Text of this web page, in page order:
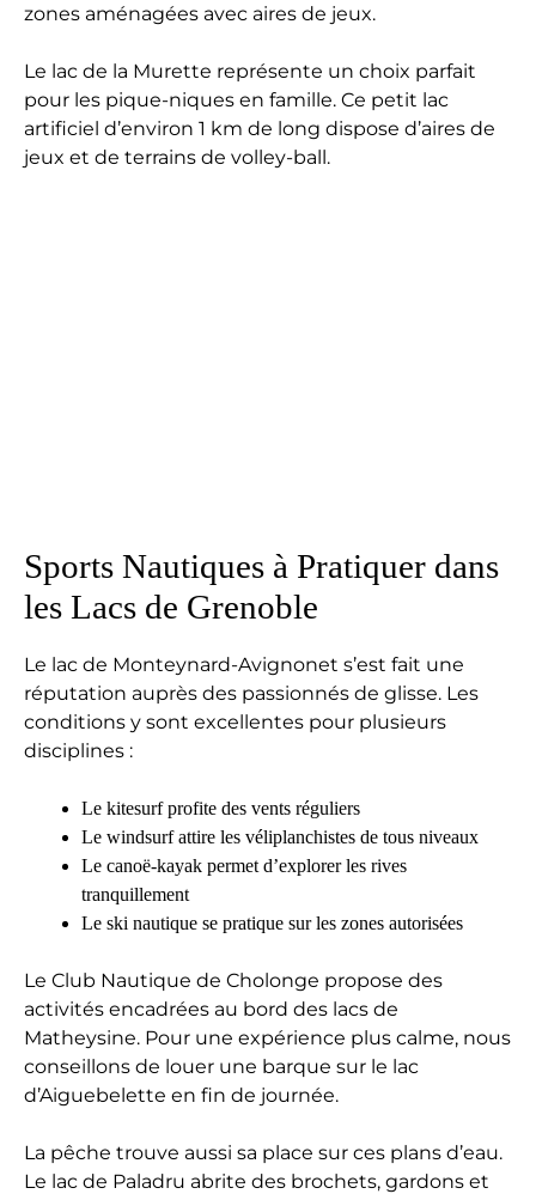
zones aménagées avec aires de jeux.
Le lac de la Murette représente un choix parfait
pour les pique-niques en famille. Ce petit lac
artificiel d’environ 1 km de long dispose d’aires de
jeux et de terrains de volley-ball.
Sports Nautiques à Pratiquer dans
les Lacs de Grenoble
Le lac de Monteynard-Avignonet s’est fait une
réputation auprès des passionnés de glisse. Les
conditions y sont excellentes pour plusieurs
disciplines :
Le kitesurf profite des vents réguliers
Le windsurf attire les véliplanchistes de tous niveaux
Le canoë-kayak permet d’explorer les rives
tranquillement
Le ski nautique se pratique sur les zones autorisées
Le Club Nautique de Cholonge propose des
activités encadrées au bord des lacs de
Matheysine. Pour une expérience plus calme, nous
conseillons de louer une barque sur le lac
d’Aiguebelette en fin de journée.
La pêche trouve aussi sa place sur ces plans d’eau.
Le lac de Paladru abrite des brochets, gardons et